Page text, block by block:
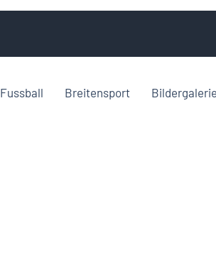
Fussball Breitensport Bildergalerie